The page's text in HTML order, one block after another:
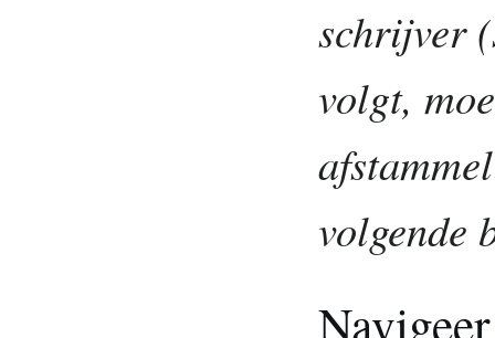
schrijver
volgt,
volgende
Navigeer